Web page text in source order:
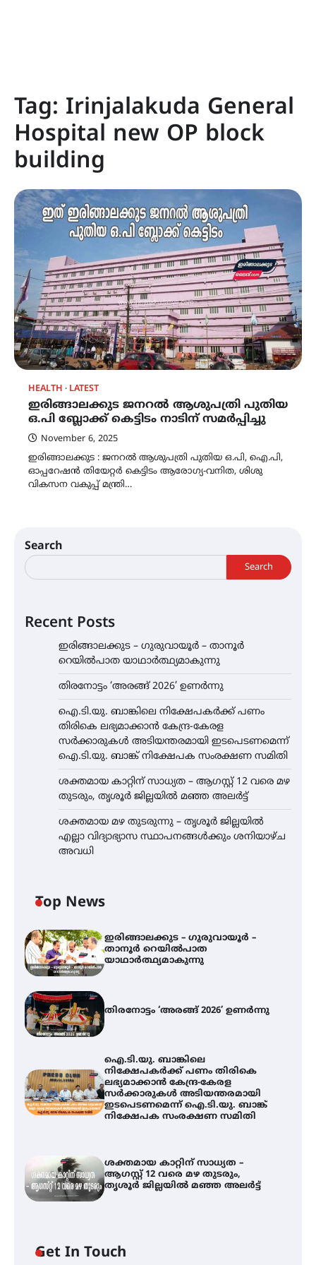
Tag: Irinjalakuda General
Hospital new OP block
building
HEALTH LATEST
ഇരിങ്ങാലക്കുട ജനറല്‍ ആശുപത്രി പുതിയ
ഒ.പി ബ്ലോക്ക് കെട്ടിടം നാടിന് സമര്‍പ്പിച്ചു
November 6, 2025
ഇരിങ്ങാലക്കുട : ജനറല്‍ ആശുപത്രി പുതിയ ഒ.പി, ഐ.പി,
ഓപ്പറേഷന്‍ തിയേറ്റര്‍ കെട്ടിടം ആരോഗ്യ-വനിത, ശിശു
വികസന വകുപ്പ് മന്ത്രി…
Search
Search
Recent Posts
ഇരിങ്ങാലക്കുട – ഗുരുവായൂർ – താനൂർ
റെയിൽപാത യാഥാർത്ഥ്യമാകുന്നു
തിരനോട്ടം ‘അരങ്ങ് 2026’ ഉണർന്നു
ഐ.ടി.യു. ബാങ്കിലെ നിക്ഷേപകർക്ക് പണം
തിരികെ ലഭ്യമാക്കാൻ കേന്ദ്ര-കേരള
സർക്കാരുകൾ അടിയന്തരമായി ഇടപെടണമെന്ന്
ഐ.ടി.യു. ബാങ്ക് നിക്ഷേപക സംരക്ഷണ സമിതി
ശക്തമായ കാറ്റിന് സാധ്യത – ആഗസ്റ്റ് 12 വരെ മഴ
തുടരും, തൃശൂർ ജില്ലയിൽ മഞ്ഞ അലർട്ട്
ശക്തമായ മഴ തുടരുന്നു – തൃശൂർ ജില്ലയിൽ
എല്ലാ വിദ്യാഭ്യാസ സ്ഥാപനങ്ങൾക്കും ശനിയാഴ്ച
അവധി
Top News
ഇരിങ്ങാലക്കുട – ഗുരുവായൂർ –
താനൂർ റെയിൽപാത
യാഥാർത്ഥ്യമാകുന്നു
തിരനോട്ടം ‘അരങ്ങ് 2026’ ഉണർന്നു
ഐ.ടി.യു. ബാങ്കിലെ
നിക്ഷേപകർക്ക് പണം തിരികെ
ലഭ്യമാക്കാൻ കേന്ദ്ര-കേരള
സർക്കാരുകൾ അടിയന്തരമായി
ഇടപെടണമെന്ന് ഐ.ടി.യു. ബാങ്ക്
നിക്ഷേപക സംരക്ഷണ സമിതി
ശക്തമായ കാറ്റിന് സാധ്യത –
ആഗസ്റ്റ് 12 വരെ മഴ തുടരും,
തൃശൂർ ജില്ലയിൽ മഞ്ഞ അലർട്ട്
Get In Touch